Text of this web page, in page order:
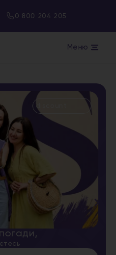
0 800 204 205
Меню
discount